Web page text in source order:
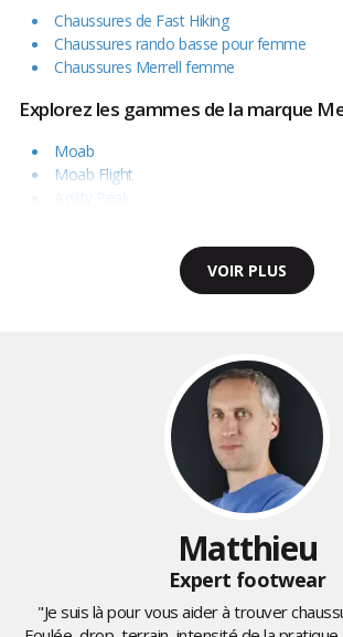
Chaussures de Fast Hiking
Chaussures rando basse pour femme
Chaussures Merrell femme
Explorez les gammes de la marque
Moab
Moab Flight
Agility Peak
VOIR PLUS
Matthieu
Expert footwear
"Je suis là pour vous aider à trouver